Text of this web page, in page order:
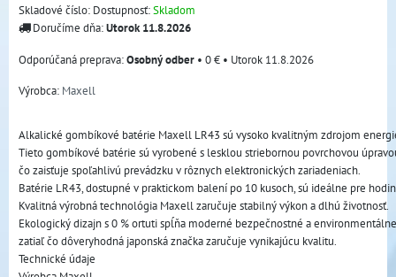
Skladové číslo: Dostupnosť:Skladom
Doručíme dňa:Utorok11.8.2026
Osobný odber • 0 € • Utorok 11.8.2026
Výrobca: Maxell
Alkalické gombíkové batérie Maxell LR43 sú vysoko kvalitným zdrojom
Tieto gombíkové batérie sú vyrobené s lesklou striebornou povrchovou
čo zaisťuje spoľahlivú prevádzku v rôznych elektronických zariadeniach.
Batérie LR43, dostupné v praktickom balení po 10 kusoch, sú ideálne pre
Kvalitná výrobná technológia Maxell zaručuje stabilný výkon a dlhú životnosť.
Ekologický dizajn s 0 % ortuti spĺňa moderné bezpečnostné a
zatiaľ čo dôveryhodná japonská značka zaručuje vynikajúcu kvalitu.
Technické údaje